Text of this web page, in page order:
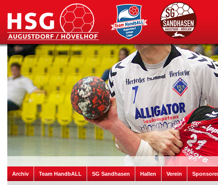
Archiv Team HandbALL SG Sandhasen Hallen Verein